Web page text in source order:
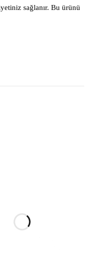
sağlanır. Bu ürünü